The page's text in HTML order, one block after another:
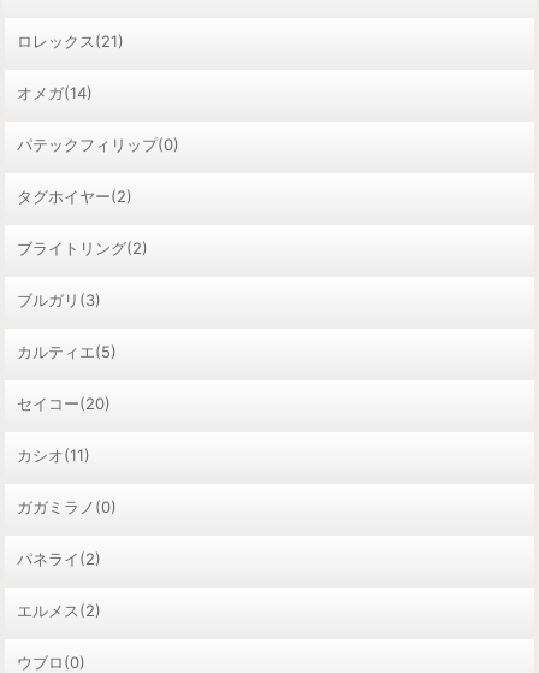
ロレックス(21)
オメガ(14)
パテックフィリップ(0)
タグホイヤー(2)
ブライトリング(2)
ブルガリ(3)
カルティエ(5)
セイコー(20)
カシオ(11)
ガガミラノ(0)
パネライ(2)
エルメス(2)
ウブロ(0)